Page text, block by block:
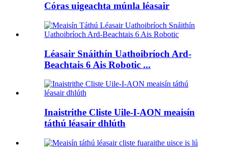
Córas uigeachta múnla léasair
Léasair Snáithín Uathoibríoch Ard-
Beachtais 6 Ais Robotic ...
Inaistrithe Cliste Uile-I-AON meaisín
táthú léasair dhlúth